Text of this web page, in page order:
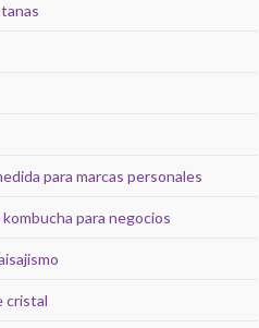
para marcas personales
para negocios
cristal